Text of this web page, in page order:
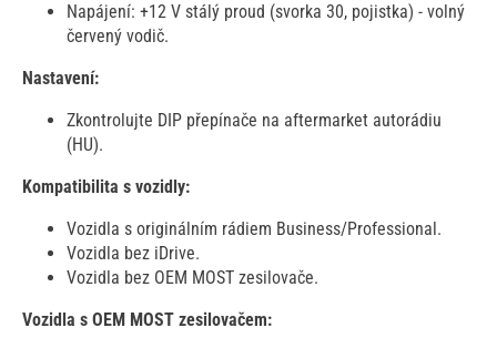
Napájení: +12 V stálý proud (svorka 30, pojistka) - volný
červený vodič.
Nastavení:
Zkontrolujte DIP přepínače na aftermarket autorádiu
(HU).
Kompatibilita s vozidly:
Vozidla s originálním rádiem Business/Professional.
Vozidla bez iDrive.
Vozidla bez OEM MOST zesilovače.
Vozidla s OEM MOST zesilovačem: